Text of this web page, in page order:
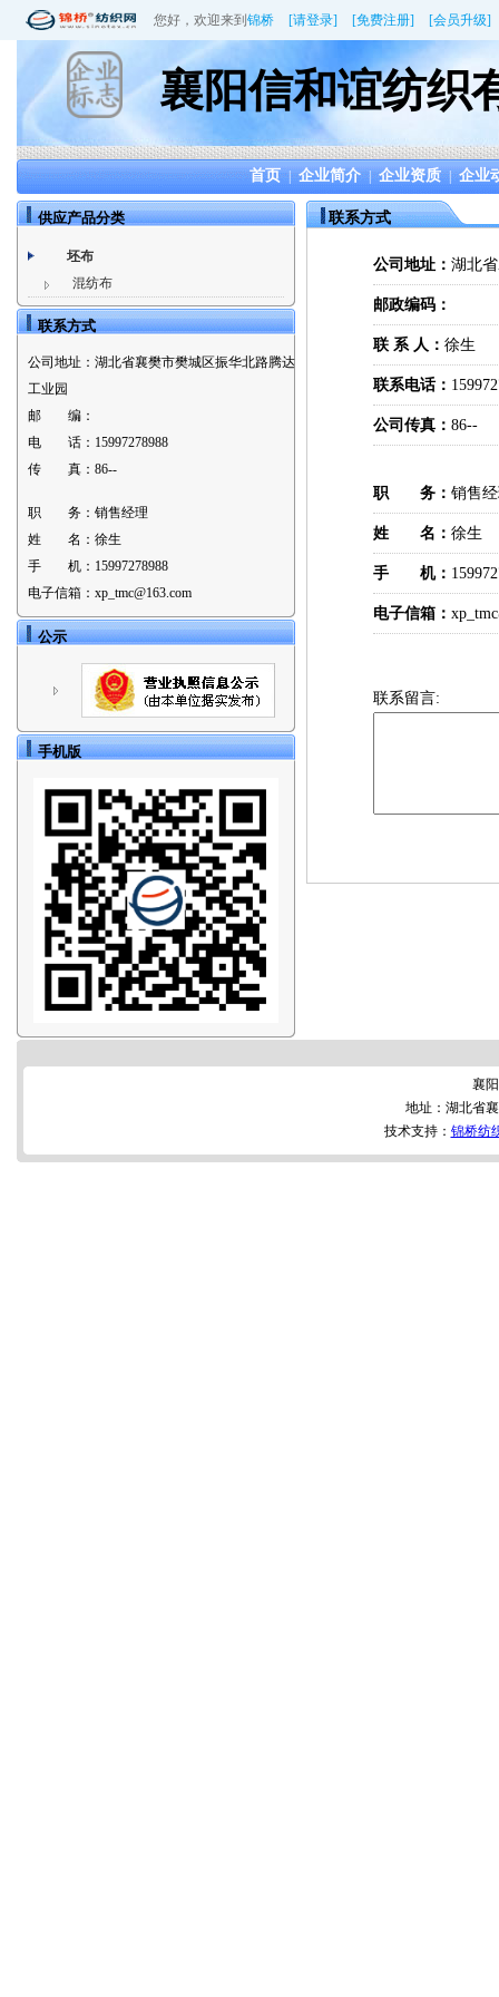
您好，欢迎来到 锦桥 [请登录] [免费注册] [会员升级]
襄阳信和谊纺织
首页 | 企业简介 | 企业资质 | 企业
供应产品分类
坯布
混纺布
联系方式
公司地址： 湖北省襄樊市樊城区振华北路腾达
工业园
邮 编：
电 话： 15997278988
传 真： 86--
职 务： 销售经理
姓 名： 徐生
手 机： 15997278988
电子信箱： xp_tmc@163.com
公示
手机版
联系方式
公司地址： 湖北
邮政编码：
联 系 人： 徐生
联系电话：
公司传真： 86--
职 务： 销售
姓 名： 徐生
手 机：
电子信箱：
联系留言:
襄
地址：湖北省
技术支持： 锦桥纺